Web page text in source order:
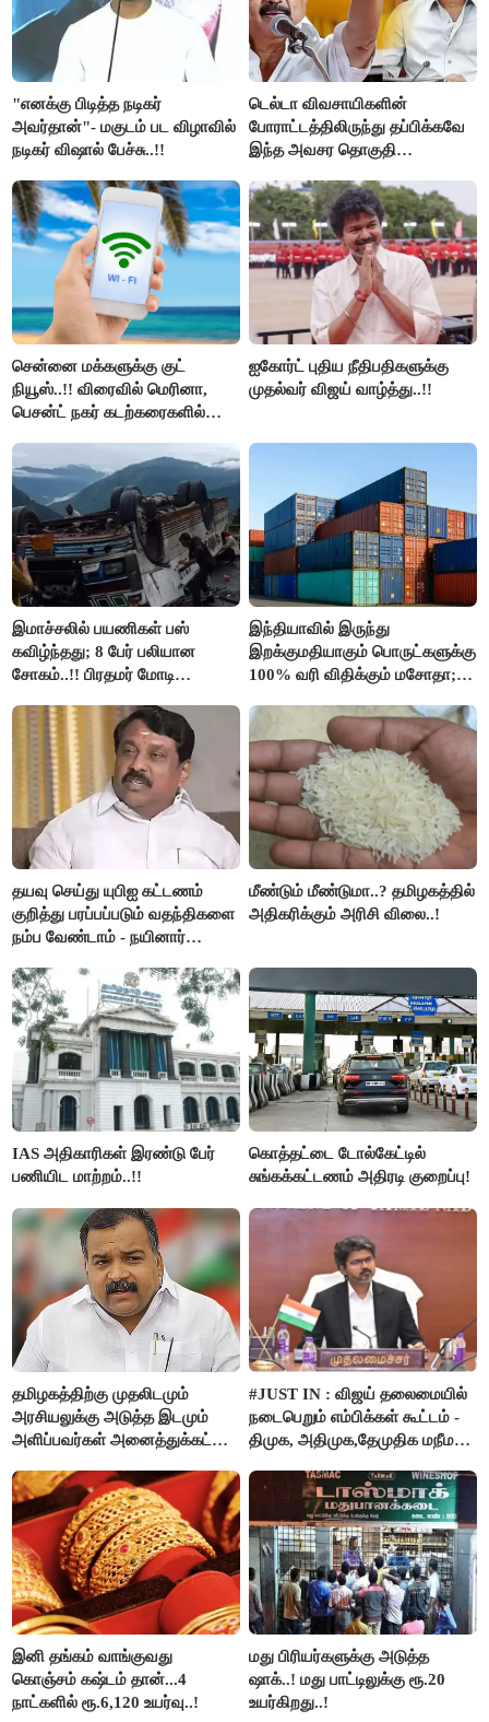
"எனக்கு பிடித்த நடிகர்
அவர்தான்"- மகுடம் பட விழாவில்
நடிகர் விஷால் பேச்சு..!!
டெல்டா விவசாயிகளின்
போராட்டத்திலிருந்து தப்பிக்கவே
இந்த அவசர தொகுதி
அரங்கேற்றுகிறார் முதலமைச்சர் -
திமுக ஐடி விங்..!!
சென்னை மக்களுக்கு குட்
நியூஸ்..!! விரைவில் மெரினா,
பெசன்ட் நகர் கடற்கரைகளில்
ஐகோர்ட் புதிய நீதிபதிகளுக்கு
முதல்வர் விஜய் வாழ்த்து..!!
இமாச்சலில் பயணிகள் பஸ்
கவிழ்ந்தது; 8 பேர் பலியான
சோகம்..!! பிரதமர் மோடி
இந்தியாவில் இருந்து
இறக்குமதியாகும் பொருட்களுக்கு
100% வரி விதிக்கும் மசோதா;
தயவு செய்து யுபிஐ கட்டணம்
குறித்து பரப்பப்படும் வதந்திகளை
நம்ப வேண்டாம் - நயினார்
மீண்டும் மீண்டுமா..? தமிழகத்தில்
அதிகரிக்கும் அரிசி விலை..!
IAS அதிகாரிகள் இரண்டு பேர்
பணியிட மாற்றம்..!!
கொத்தட்டை டோல்கேட்டில்
சுங்கக்கட்டணம் அதிரடி குறைப்பு!
தமிழகத்திற்கு முதலிடமும்
அரசியலுக்கு அடுத்த இடமும்
அளிப்பவர்கள் அனைத்துக்கட்சி
பங்கேற்பார்கள் - மாணிக்கம்
தாகூர்..!!
#JUST IN : விஜய் தலைமையில்
நடைபெறும் எம்பிக்கள் கூட்டம் -
திமுக, அதிமுக,தேமுதிக மநீம
இனி தங்கம் வாங்குவது
கொஞ்சம் கஷ்டம் தான்...4
நாட்களில் ரூ.6,120 உயர்வு..!
மது பிரியர்களுக்கு அடுத்த
ஷாக்..! மது பாட்டிலுக்கு ரூ.20
உயர்கிறது..!